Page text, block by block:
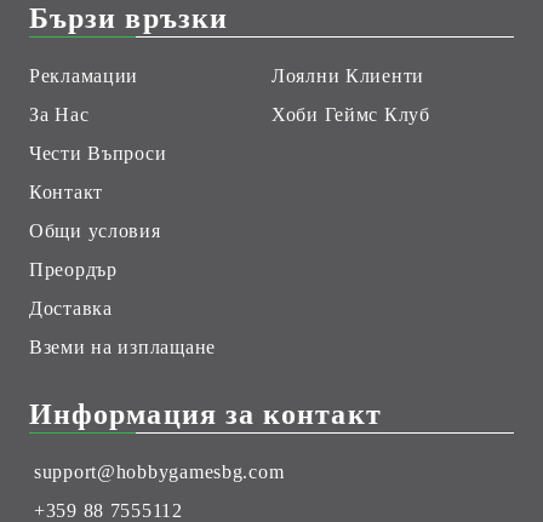
Бързи връзки
Рекламации
За Нас
Чести Въпроси
Контакт
Общи условия
Преордър
Доставка
Вземи на изплащане
Лоялни Клиенти
Хоби Геймс Клуб
Информация за контакт
support@hobbygamesbg.com
+359 88 7555112